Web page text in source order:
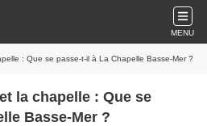
MENU
: Que se passe-t-il à La Chapelle Basse-Mer ?
la chapelle : Que se
Basse-Mer ?